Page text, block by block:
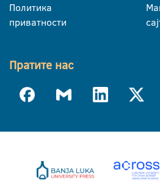
Политика
приватности
Пратите нас